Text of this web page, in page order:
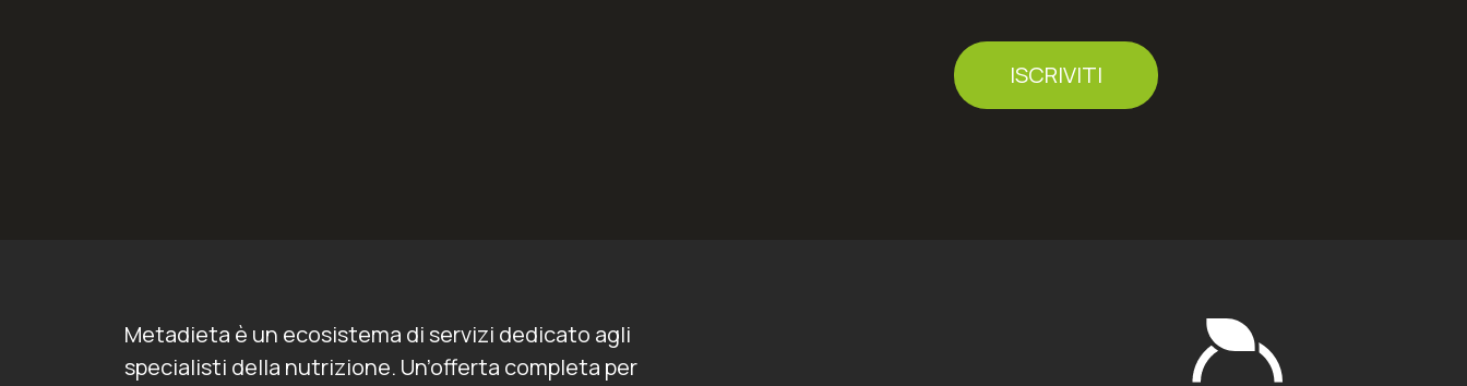
Metadieta è un ecosistema di servizi dedicato agli
specialisti della nutrizione. Un’offerta completa per